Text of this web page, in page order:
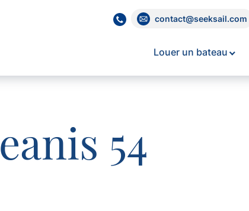
contact@seeksail.com
Louer un bateau
54